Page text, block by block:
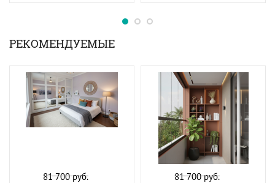
РЕКОМЕНДУЕМЫЕ
81 700руб. 81 700руб.